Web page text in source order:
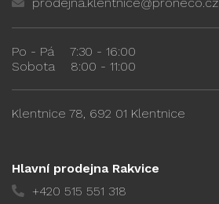
Po - Pá
7:30 - 16:00
Sobota
8:00 - 11:00
Klentnice 78, 692 01 Klentnice
Hlavní prodejna Rakvice
+420 515 551 318